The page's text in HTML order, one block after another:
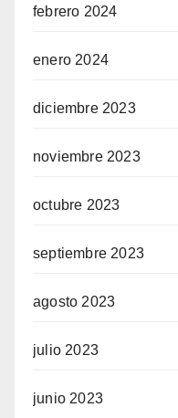
febrero 2024
enero 2024
diciembre 2023
noviembre 2023
octubre 2023
septiembre 2023
agosto 2023
julio 2023
junio 2023